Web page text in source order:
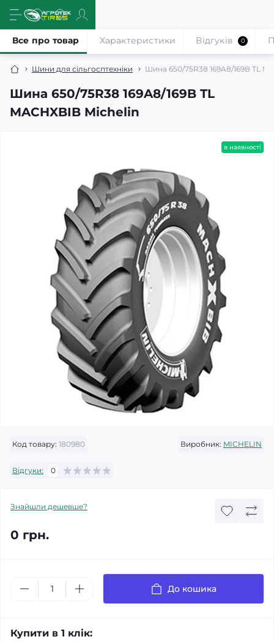
Шини для сільгосптехніки Шина 650/75R38 169A8/169B TL
Шина 650/75R38 169A8/169B TL
MACHXBIB Michelin
Все про товар Характеристики Відгуків 0
в наявності
Код товару: 180980 Виробник: MICHELIN
Відгуки: 0
Знайшли дешевше?
0 грн.
До кошика
Купити в 1 клік: